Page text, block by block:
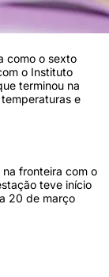
como o sexto
o Instituto
terminou na
e
na fronteira com o
teve início
20 de março